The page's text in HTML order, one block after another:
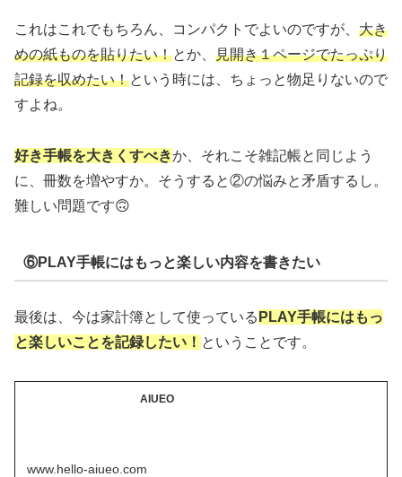
これはこれでもちろん、コンパクトでよいのですが、 大き
めの紙ものを貼りたい！とか、 見開き１ページでたっぷり
記録を収めたい！という時には、ちょっと物足りないので
すよね。
好き手帳を大きくすべきか、それこそ雑記帳と同じよう
に、冊数を増やすか。そうすると②の悩みと矛盾するし。
難しい問題です🙃
⑥PLAY手帳にはもっと楽しい内容を書きたい
最後は、今は家計簿として使っている PLAY手帳にはもっ
と楽しいことを記録したい！ ということです。
AIUEO
www.hello-aiueo.com